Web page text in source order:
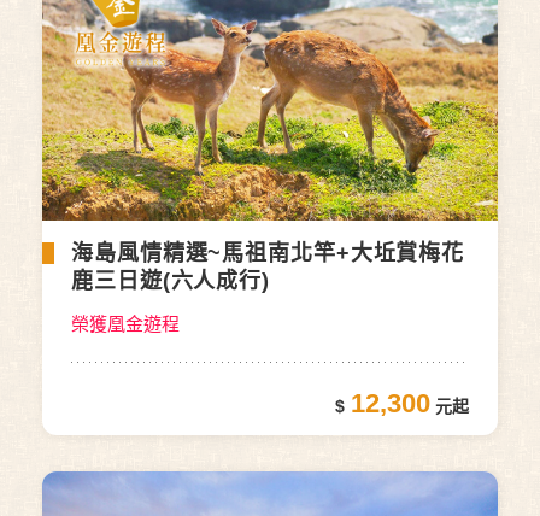
海島風情精選~馬祖南北竿+大坵賞梅花
鹿三日遊(六人成行)
榮獲凰金遊程
12,300